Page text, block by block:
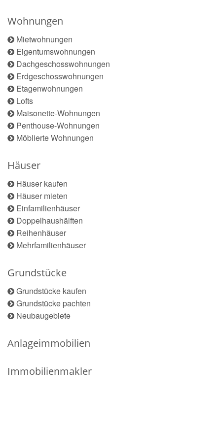
Wohnungen
Mietwohnungen
Eigentumswohnungen
Dachgeschosswohnungen
Erdgeschosswohnungen
Etagenwohnungen
Lofts
Maisonette-Wohnungen
Penthouse-Wohnungen
Möblierte Wohnungen
Häuser
Häuser kaufen
Häuser mieten
Einfamilienhäuser
Doppelhaushälften
Reihenhäuser
Mehrfamilienhäuser
Grundstücke
Grundstücke kaufen
Grundstücke pachten
Neubaugebiete
Anlageimmobilien
Immobilienmakler